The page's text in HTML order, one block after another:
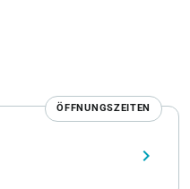
ÖFFNUNGSZEITEN
keyboard_arrow_right